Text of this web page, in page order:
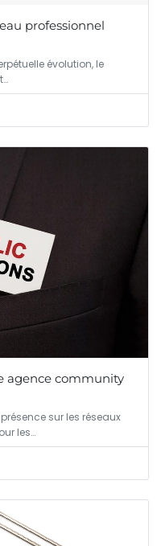
professionnel
évolution, le
agence community
sur les réseaux
les…